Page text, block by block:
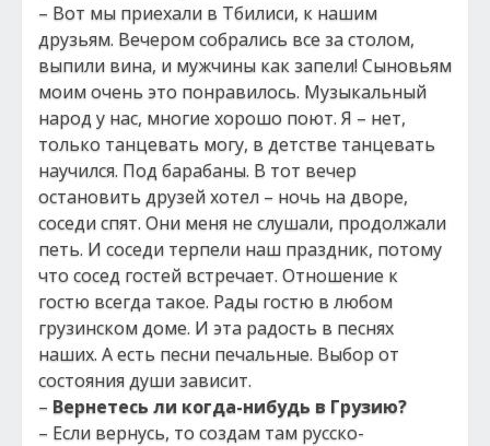
– Вот мы приехали в Тбилиси, к нашим
друзьям. Вечером собрались все за столом,
выпили вина, и мужчины как запели! Сыновьям
моим очень это понравилось. Музыкальный
народ у нас, многие хорошо поют. Я – нет,
только танцевать могу, в детстве танцевать
научился. Под барабаны. В тот вечер
остановить друзей хотел – ночь на дворе,
соседи спят. Они меня не слушали, продолжали
петь. И соседи терпели наш праздник, потому
что сосед гостей встречает. Отношение к
гостю всегда такое. Рады гостю в любом
грузинском доме. И эта радость в песнях
наших. А есть песни печальные. Выбор от
состояния души зависит.
– Вернетесь ли когда-нибудь в Грузию?
– Если вернусь, то создам там русско-